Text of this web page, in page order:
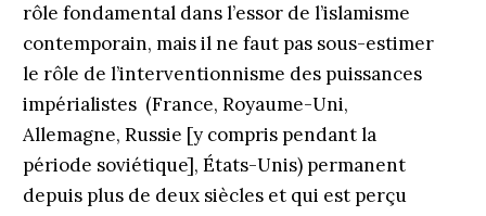
rôle fondamental dans l’essor de l’islamisme
contemporain, mais il ne faut pas sous-estimer
le rôle de l’interventionnisme des puissances
impérialistes (France, Royaume-Uni,
Allemagne, Russie [y compris pendant la
période soviétique], États-Unis) permanent
depuis plus de deux siècles et qui est perçu